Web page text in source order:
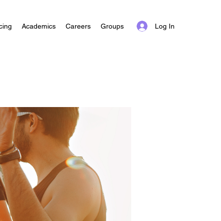
Academics Careers Groups Log In